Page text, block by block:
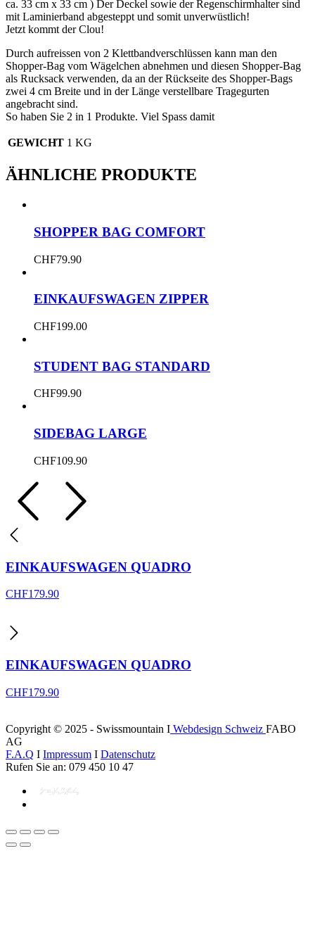
ca. 33 cm x 33 cm ) Der Deckel sowie der Regenschirmhalter sind
mit Laminierband abgesteppt und somit unverwüstlich!
Jetzt kommt der Clou!
Durch aufreissen von 2 Klettbandverschlüssen kann man den
Shopper-Bag vom Wägelchen abnehmen und diesen Shopper-Bag
als Rucksack verwenden, da an der Rückseite des Shopper-Bags
zwei 4 cm Breite und in der Länge verstellbare Tragegurten
angebracht sind.
So haben Sie 2 in 1 Produkte. Viel Spass damit
GEWICHT 1 KG
ÄHNLICHE PRODUKTE
SHOPPER BAG COMFORT
CHF79.90
EINKAUFSWAGEN ZIPPER
CHF199.00
STUDENT BAG STANDARD
CHF99.90
SIDEBAG LARGE
CHF109.90
EINKAUFSWAGEN QUADRO
CHF179.90
EINKAUFSWAGEN QUADRO
CHF179.90
Copyright © 2025 - Swissmountain I Webdesign Schweiz FABO
AG
F.A.Q I Impressum I Datenschutz
Rufen Sie an: 079 450 10 47